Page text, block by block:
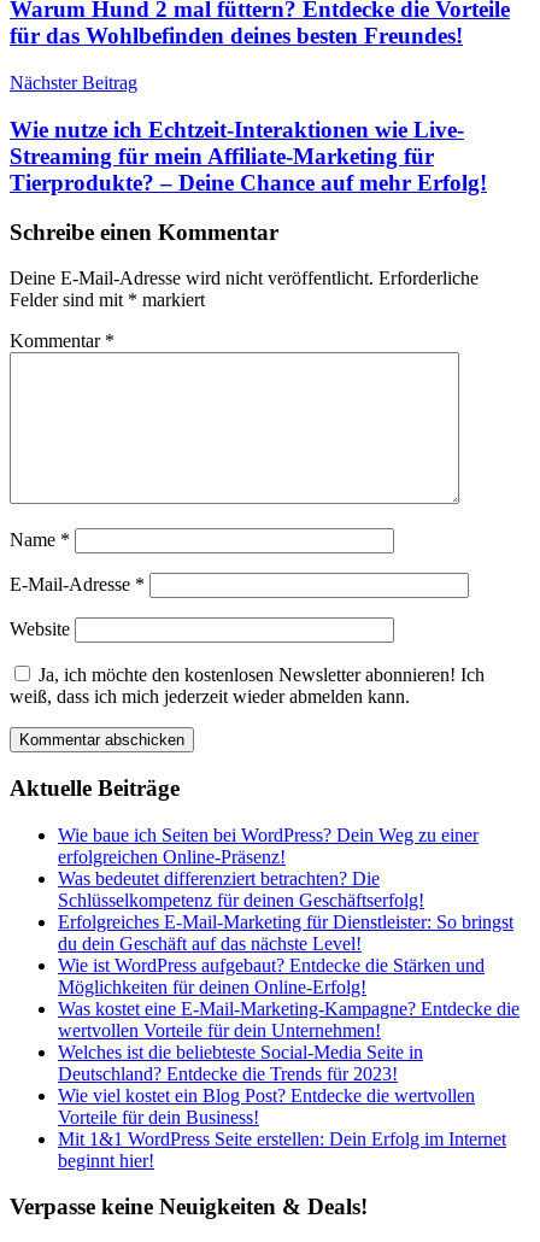
Warum Hund 2 mal füttern? Entdecke die Vorteile
für das Wohlbefinden deines besten Freundes!
Nächster Beitrag
Wie nutze ich Echtzeit-Interaktionen wie Live-
Streaming für mein Affiliate-Marketing für
Tierprodukte? – Deine Chance auf mehr Erfolg!
Schreibe einen Kommentar
Deine E-Mail-Adresse wird nicht veröffentlicht. Erforderliche
Felder sind mit * markiert
Kommentar *
Name *
E-Mail-Adresse *
Website
Ja, ich möchte den kostenlosen Newsletter abonnieren! Ich
weiß, dass ich mich jederzeit wieder abmelden kann.
Aktuelle Beiträge
Wie baue ich Seiten bei WordPress? Dein Weg zu einer
erfolgreichen Online-Präsenz!
Was bedeutet differenziert betrachten? Die
Schlüsselkompetenz für deinen Geschäftserfolg!
Erfolgreiches E-Mail-Marketing für Dienstleister: So bringst
du dein Geschäft auf das nächste Level!
Wie ist WordPress aufgebaut? Entdecke die Stärken und
Möglichkeiten für deinen Online-Erfolg!
Was kostet eine E-Mail-Marketing-Kampagne? Entdecke die
wertvollen Vorteile für dein Unternehmen!
Welches ist die beliebteste Social-Media Seite in
Deutschland? Entdecke die Trends für 2023!
Wie viel kostet ein Blog Post? Entdecke die wertvollen
Vorteile für dein Business!
Mit 1&1 WordPress Seite erstellen: Dein Erfolg im Internet
beginnt hier!
Verpasse keine Neuigkeiten & Deals!